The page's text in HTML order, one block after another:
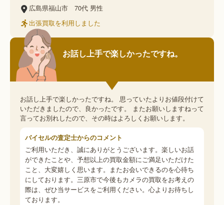
広島県福山市 70代 男性
出張買取を利用しました
お話し上手で楽しかったですね。
お話し上手で楽しかったですね。 思っていたよりお値段付けて
いただきましたので、良かったです。 またお願いしますねって
言ってお別れしたので、その時はよろしくお願いします。
バイセルの査定士からのコメント
ご利用いただき、誠にありがとうございます。楽しいお話
ができたことや、予想以上の買取金額にご満足いただけた
こと、大変嬉しく思います。またお会いできるのを心待ち
にしております。三原市で今後もカメラの買取をお考えの
際は、ぜひ当サービスをご利用ください。心よりお待ちし
ております。